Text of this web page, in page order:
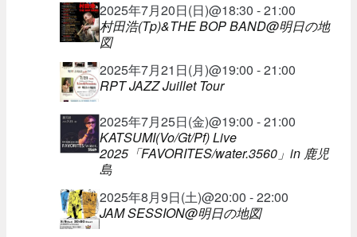
2025年7月20日(日)@18:30 - 21:00
村田浩(Tp)&THE BOP BAND@明日の地
図
2025年7月21日(月)@19:00 - 21:00
RPT JAZZ Juillet Tour
2025年7月25日(金)@19:00 - 21:00
KATSUMI(Vo/Gt/Pf) Live
2025「FAVORITES/water.3560」in 鹿児
島
2025年8月9日(土)@20:00 - 22:00
JAM SESSION@明日の地図